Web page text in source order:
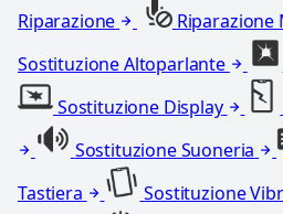
Riparazione
Sostituzione Altoparlante
Sostituzione Display
Sostituzione Suoneria
Tastiera
Sostituzione